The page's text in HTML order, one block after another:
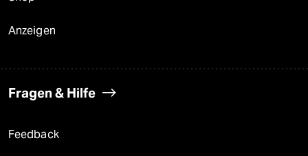
Anzeigen
Fragen & Hilfe
Feedback